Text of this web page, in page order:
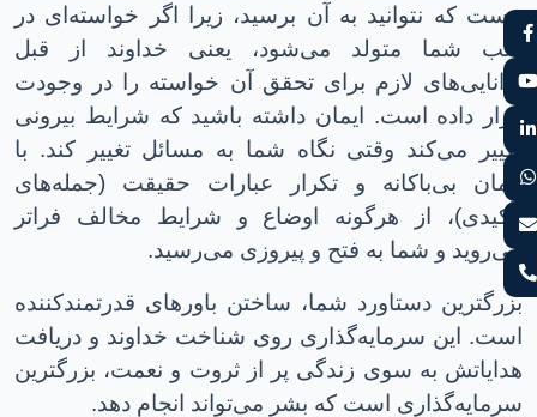
نیست که نتوانید به آن برسید، زیرا اگر خواسته‌ای در
قلب شما متولد می‌شود، یعنی خداوند از قبل
توانایی‌های لازم برای تحقق آن خواسته را در وجودت
قرار داده است. ایمان داشته باشید که شرایط بیرونی
تغییر می‌کند وقتی نگاه شما به مسائل تغییر ‌کند. با
ایمان بی‌باکانه و تکرار عبارات حقیقت (جمله‌های
تأکیدی)، از هرگونه اوضاع و شرایط مخالف فراتر
می‌روید و شما به فتح و پیروزی می‌رسید.
بزرگترین دستاورد شما، ساختن باورهای قدرتمندکننده
است. این سرمایه‌گذاری روی شناخت خداوند و دریافت
هدایاتش به سوی زندگی پر از ثروت و نعمت، بزرگترین
سرمایه‌گذاری است که بشر می‌تواند انجام دهد.